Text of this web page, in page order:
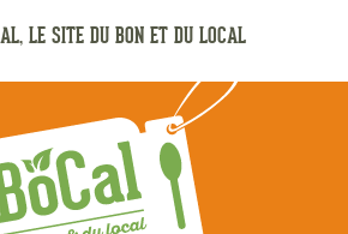
LE SITE DU BON ET DU LOCAL